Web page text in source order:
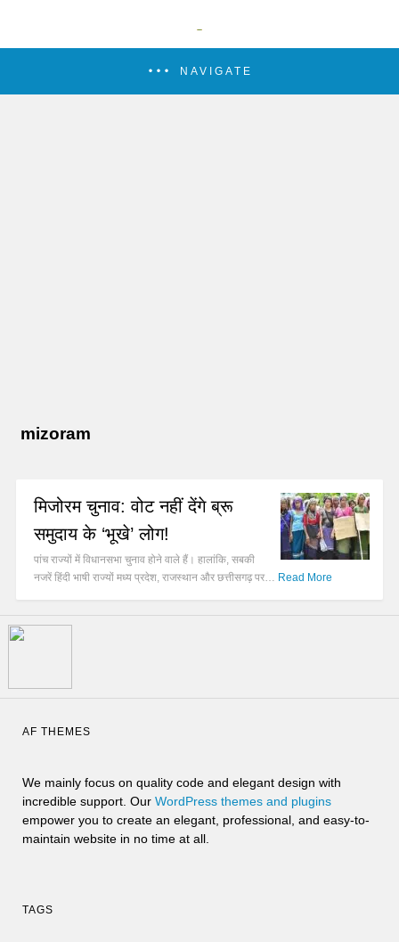
NAVIGATE
mizoram
मिजोरम चुनाव: वोट नहीं देंगे ब्रू
समुदाय के ‘भूखे’ लोग!
पांच राज्यों में विधानसभा चुनाव होने वाले हैं। हालांकि, सबकी
नजरें हिंदी भाषी राज्यों मध्य प्रदेश, राजस्थान और छत्तीसगढ़ पर… Read More
AF THEMES
We mainly focus on quality code and elegant design with
incredible support. Our WordPress themes and plugins
empower you to create an elegant, professional, and easy-to-
maintain website in no time at all.
TAGS